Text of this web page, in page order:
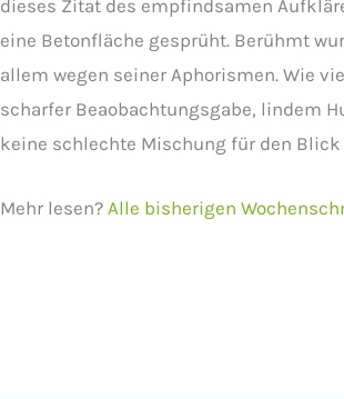
dieses Zitat des empfindsamen
eine Betonfläche gesprüht. Berühmt
allem wegen seiner Aphorismen. Wie
scharfer Beaobachtungsgabe, lindem
keine schlechte Mischung für den
Mehr lesen? Alle bisherigen